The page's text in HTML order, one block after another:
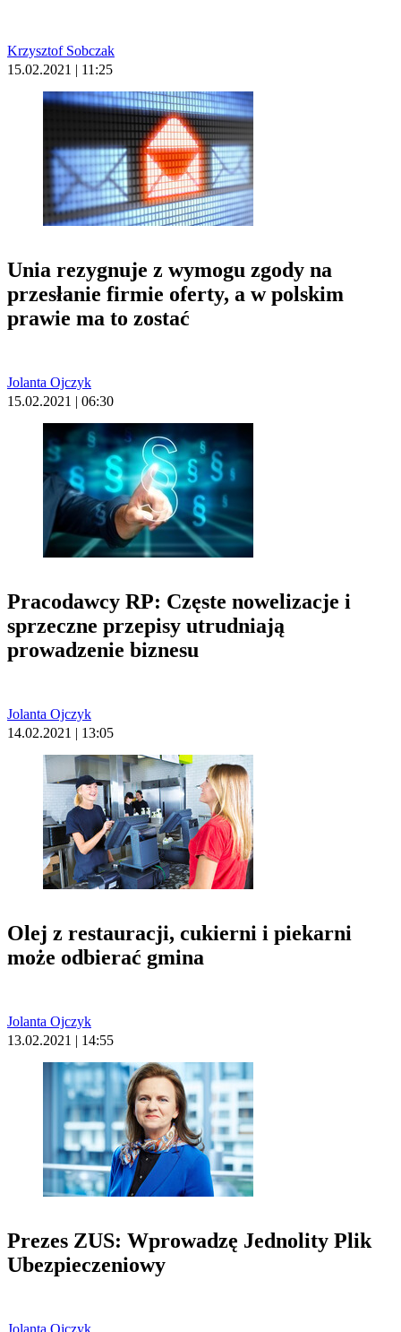
Krzysztof Sobczak
15.02.2021 | 11:25
Unia rezygnuje z wymogu zgody na
przesłanie firmie oferty, a w polskim
prawie ma to zostać
Jolanta Ojczyk
15.02.2021 | 06:30
Pracodawcy RP: Częste nowelizacje i
sprzeczne przepisy utrudniają
prowadzenie biznesu
Jolanta Ojczyk
14.02.2021 | 13:05
Olej z restauracji, cukierni i piekarni
może odbierać gmina
Jolanta Ojczyk
13.02.2021 | 14:55
Prezes ZUS: Wprowadzę Jednolity Plik
Ubezpieczeniowy
Jolanta Ojczyk